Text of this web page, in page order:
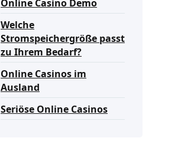
Online Casino Demo
Welche
Stromspeichergröße passt
zu Ihrem Bedarf?
Online Casinos im
Ausland
Seriöse Online Casinos